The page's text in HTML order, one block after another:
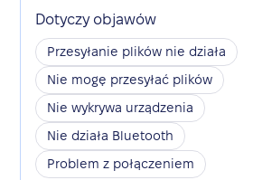
Dotyczy objawów
Przesyłanie plików nie działa
Nie mogę przesyłać plików
Nie wykrywa urządzenia
Nie działa Bluetooth
Problem z połączeniem